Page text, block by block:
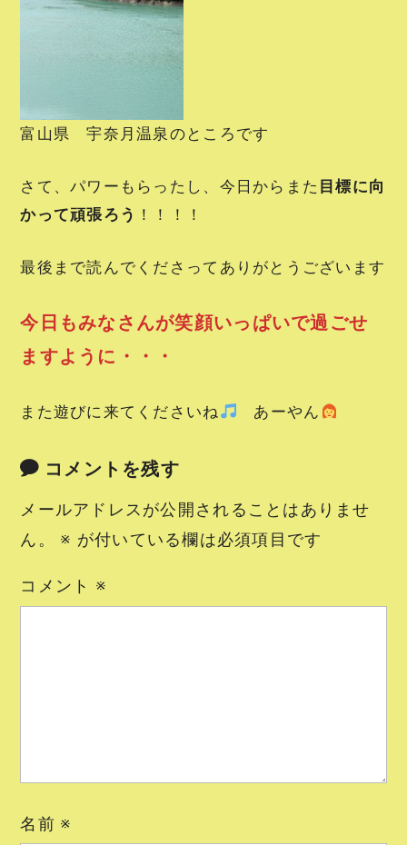
富山県 宇奈月温泉のところです
さて、パワーもらったし、今日からまた 目標に向
かって頑張ろう ！！！！
最後まで読んでくださってありがとうございます
今日もみなさんが笑顔いっぱいで過ごせ
ますように・・・
また遊びに来てくださいね あーやん
コメントを残す
メールアドレスが公開されることはありませ
ん。
※ が付いている欄は必須項目です
コメント ※
名前 ※